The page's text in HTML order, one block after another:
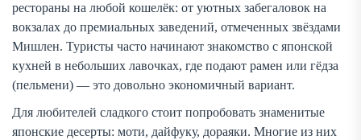
рестораны на любой кошелёк: от уютных забегаловок на
вокзалах до премиальных заведений, отмеченных звёздами
Мишлен. Туристы часто начинают знакомство с японской
кухней в небольших лавочках, где подают рамен или гёдза
(пельмени) — это довольно экономичный вариант.
Для любителей сладкого стоит попробовать знаменитые
японские десерты: моти, дайфуку, дораяки. Многие из них